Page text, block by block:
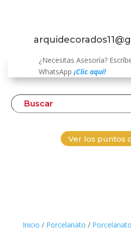
¿Necesitas Asesoría?
WhatsApp ¡Clic aquí!
Ver los puntos
Inicio / Porcelanato /